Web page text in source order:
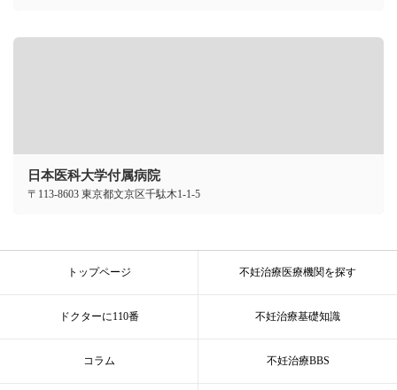
日本医科大学付属病院
〒113-8603 東京都文京区千駄木1-1-5
トップページ 不妊治療医療機関を探す
ドクターに110番 不妊治療基礎知識
コラム 不妊治療BBS